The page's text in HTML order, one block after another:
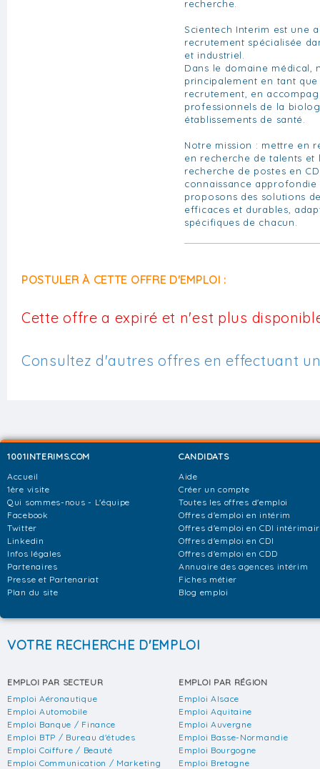
recherche.
Scientech Interim est une
recrutement spécialisée
et industriel.
Dans le domaine médical,
principalement en tant
recrutement, en
professionnels de la
établissements de santé.
Notre mission : mettre en
en recherche de talents et
recherche de postes en
connaissance
proposons des solutions
efficaces et durables,
spécifiques de chacun.
POSTULER À CETTE OFFRE D'EMPLOI :
Cette offre a expiré et n'est plus
Consultez d'autres offres en effectuant
1001INTERIMS.COM
Accueil
1ère visite
Qui sommes-nous - L'équipe
Facebook
Twitter
Linkedin
Infos légales
Partenaires
Presse et Partenariat
Plan du site
CANDIDATS
Aide
Créer un compte
Toutes les offres d'emploi
Offres d'emploi en intérim
Offres d'emploi en CDI
Offres d'emploi en CDI
Offres d'emploi en CDD
Annuaire des agences intérim
Fiches métier
Blog emploi
VOTRE RECHERCHE D'EMPLOI
EMPLOI PAR SECTEUR
Emploi Aéronautique
Emploi Automobile
Emploi Banque / Finance
Emploi BTP / Bureau d'études
Emploi Coiffure / Beauté
Emploi Communication / Marketing
EMPLOI PAR RÉGION
Emploi Alsace
Emploi Aquitaine
Emploi Auvergne
Emploi Basse-Normandie
Emploi Bourgogne
Emploi Bretagne